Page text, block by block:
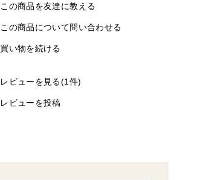
この商品を友達に教える
この商品について問い合わせる
買い物を続ける
レビューを見る(1件)
レビューを投稿